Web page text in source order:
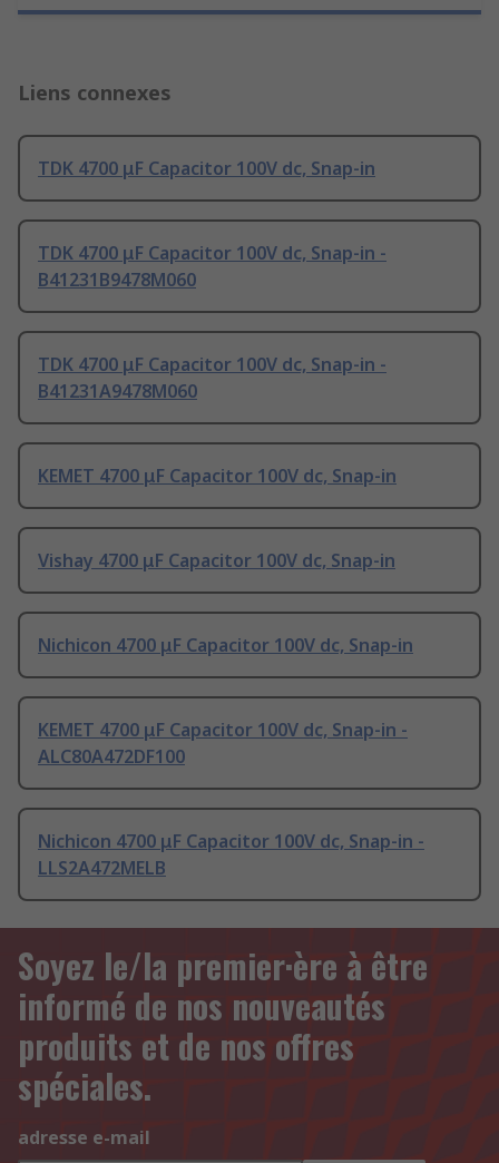
Liens connexes
TDK 4700 μF Capacitor 100V dc, Snap-in
TDK 4700 μF Capacitor 100V dc, Snap-in -
B41231B9478M060
TDK 4700 μF Capacitor 100V dc, Snap-in -
B41231A9478M060
KEMET 4700 μF Capacitor 100V dc, Snap-in
Vishay 4700 μF Capacitor 100V dc, Snap-in
Nichicon 4700 μF Capacitor 100V dc, Snap-in
KEMET 4700 μF Capacitor 100V dc, Snap-in -
ALC80A472DF100
Nichicon 4700 μF Capacitor 100V dc, Snap-in -
LLS2A472MELB
Soyez le/la premier·ère à être
informé de nos nouveautés
produits et de nos offres
spéciales.
adresse e-mail